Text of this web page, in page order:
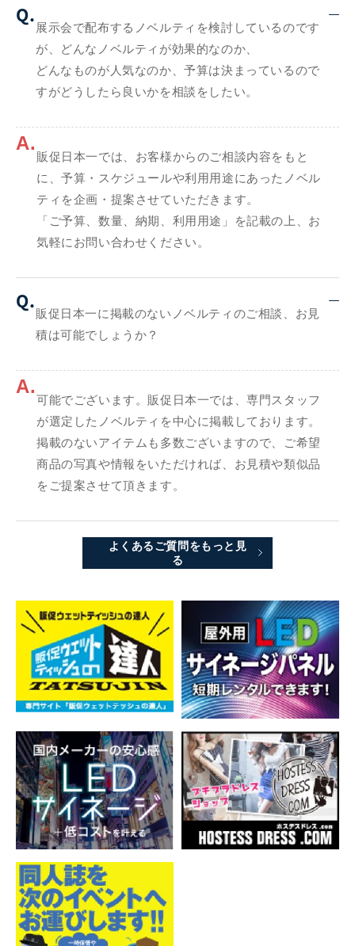
Q.
展示会で配布するノベルティを検討しているのです
が、どんなノベルティが効果的なのか、
どんなものが人気なのか、予算は決まっているので
すがどうしたら良いかを相談をしたい。
A.
販促日本一では、お客様からのご相談内容をもと
に、予算・スケジュールや利用用途にあったノベル
ティを企画・提案させていただきます。
「ご予算、数量、納期、利用用途」を記載の上、お
気軽にお問い合わせください。
Q.
販促日本一に掲載のないノベルティのご相談、お見
積は可能でしょうか？
A.
可能でございます。販促日本一では、専門スタッフ
が選定したノベルティを中心に掲載しております。
掲載のないアイテムも多数ございますので、ご希望
商品の写真や情報をいただければ、お見積や類似品
をご提案させて頂きます。
よくあるご質問をもっと見
る